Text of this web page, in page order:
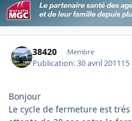
38420 Membre
Publication:30 avril 201115
Bonjour
Le cycle de fermeture est trés